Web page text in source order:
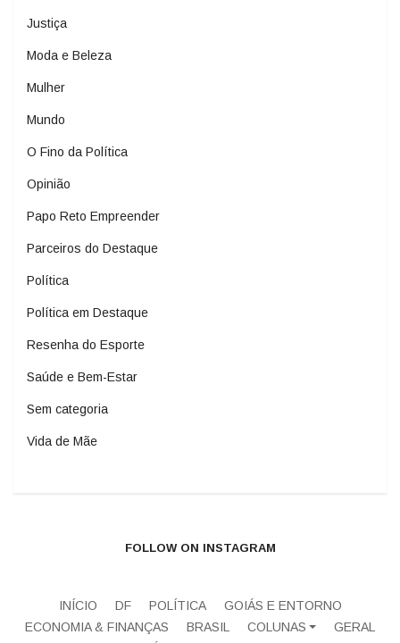
Justiça
Moda e Beleza
Mulher
Mundo
O Fino da Política
Opinião
Papo Reto Empreender
Parceiros do Destaque
Política
Política em Destaque
Resenha do Esporte
Saúde e Bem-Estar
Sem categoria
Vida de Mãe
FOLLOW ON INSTAGRAM
INÍCIO DF POLÍTICA
GOIÁS E ENTORNO
ECONOMIA & FINANÇAS
BRASIL COLUNAS
GERAL